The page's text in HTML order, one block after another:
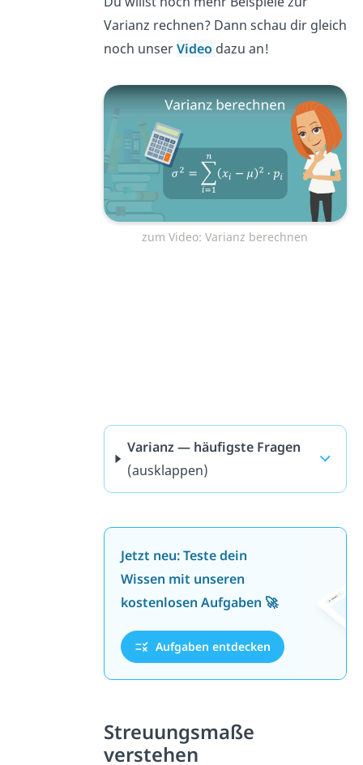
Varianz rechnen? Dann schau dir gleich
noch unserVideo dazu an!
zum Video: Varianz berechnen
Varianz — häufigste Fragen
(ausklappen)
Jetzt neu: Teste dein
Wissen mit unseren
kostenlosen Aufgaben 🚀
Aufgaben entdecken
Streuungsmaße
verstehen